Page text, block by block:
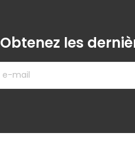
Obtenez les